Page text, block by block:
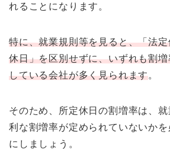
れることになります。
特に、就業規則等を見ると、「法
休日」を区別せずに、いずれも割
している会社が多く見られます。
そのため、所定休日の割増率は、
利な割増率が定められていないかを
にしましょう。